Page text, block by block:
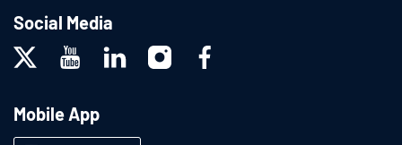
Social Media
Mobile App